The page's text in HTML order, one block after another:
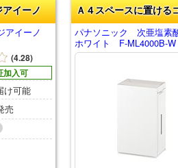
イーノ
アイーノ
(4.28)
加入可
け可能
売
Ａ４スペースに置ける
パナソニック 次亜塩
ホワイト F-ML4000B-W